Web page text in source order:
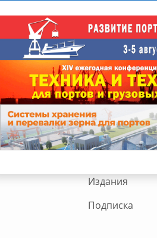
Издания
Подписка